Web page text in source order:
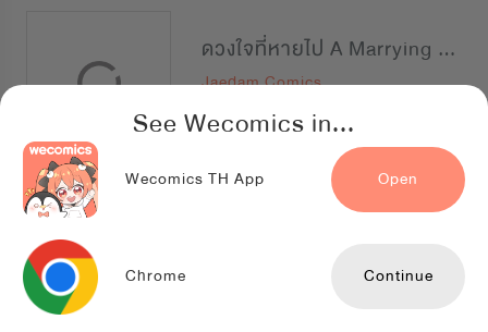
See Wecomics in...
Wecomics TH App Open
Chrome Continue
ดวงใจที่หายไป A Marrying Man
Jaedam Comics
ราชาบัลลังก์รัก: มงกุฎสีกุหลาบ